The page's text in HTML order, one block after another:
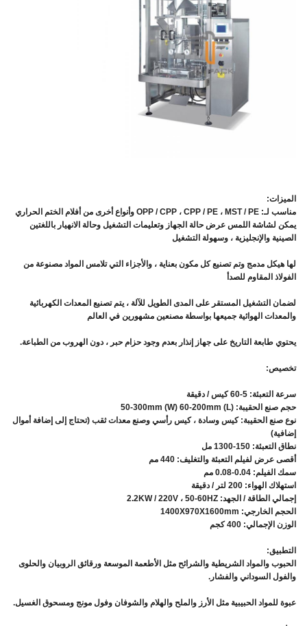
الميزات:
مناسب لـ: OPP / CPP ، CPP / PE ، MST / PE وأنواع أخرى من أفلام الختم الحراري
يمكن لشاشة اللمس عرض حالة الجهاز وتعليمات التشغيل وحالة الانهيار باللغتين
الصينية والإنجليزية ، وسهولة التشغيل
لها هيكل مدمج وتم تصنيع كل مكون بعناية ، والأجزاء التي تلامس المواد مصنوعة من
الفولاذ المقاوم للصدأ
لضمان التشغيل المستقر على المدى الطويل للآلة ، يتم تصنيع المعدات الكهربائية
والمعدات الهوائية جميعها بواسطة مصنعين مشهورين في العالم
يحتوي طابعة التاريخ على جهاز إنذار بعدم وجود حزام حبر ، دون الهروب من الطباعة.
تخصيص:
سرعة التعبئة: 5-60 كيس / دقيقة
حجم صنع الحقيبة: (L) 50-300mm (W) 60-200mm
نوع صنع الحقيبة: كيس وسادة ، كيس رأسي وصنع معدات ثقب (تحتاج إلى إضافة أموال
إضافية)
نطاق التعبئة: 150-1300 مل
أقصى عرض لفيلم التعبئة والتغليف: 440 مم
سمك الفيلم: 0.04-0.08 مم
استهلاك الهواء: 200 لتر / دقيقة
إجمالي الطاقة / الجهد: 2.2KW / 220V ، 50-60HZ
الحجم الخارجي: 1400X970X1600mm
الوزن الإجمالي: 400 كجم
التطبيق:
الحبوب والمواد الشريطية والشرائح مثل الأطعمة الموسعة ورقائق الروبيان والحلوى
والفول السوداني والفشار.
عبوة للمواد الحبيبية مثل الأرز والملح والهلام والشوفان وفول مونج ومسحوق الغسيل.